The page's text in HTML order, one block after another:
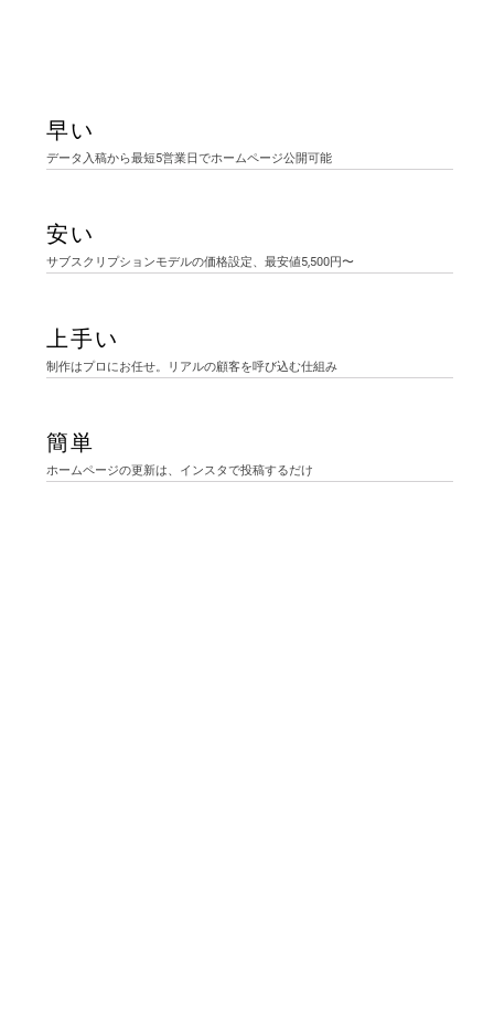
早い
データ入稿から最短5営業日でホームページ公開可能
安い
サブスクリプションモデルの価格設定、最安値5,500円〜
上手い
制作はプロにお任せ。リアルの顧客を呼び込む仕組み
簡単
ホームページの更新は、インスタで投稿するだけ